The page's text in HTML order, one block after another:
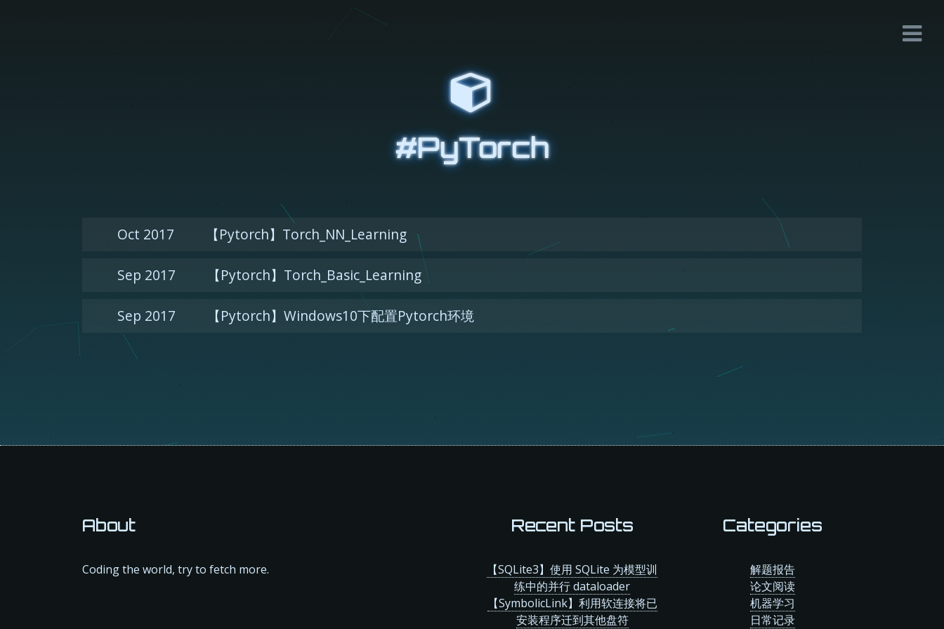
#PyTorch
Oct 2017 【Pytorch】Torch_NN_Learning
Sep 2017 【Pytorch】Torch_Basic_Learning
Sep 2017 【Pytorch】Windows10下配置Pytorch环境
About
Coding the world, try to fetch more.
Recent Posts
【SQLite3】使用 SQLite 为模型训
练中的并行 dataloader
【SymbolicLink】利用软连接将已
安装程序迁到其他盘符
Categories
解题报告
论文阅读
机器学习
日常记录